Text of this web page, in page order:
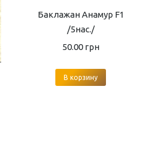
Баклажан Анамур F1
/5нас./
50.00 грн
В корзину